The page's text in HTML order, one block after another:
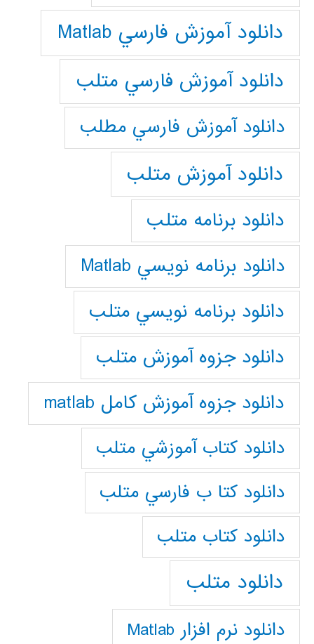
دانلود آموزش فارسي Matlab
دانلود آموزش فارسي متلب
دانلود آموزش فارسي مطلب
دانلود آموزش متلب
دانلود برنامه متلب
دانلود برنامه نويسي Matlab
دانلود برنامه نويسي متلب
دانلود جزوه آموزش متلب
دانلود جزوه آموزش کامل matlab
دانلود كتاب آموزشي متلب
دانلود كتا ب فارسي متلب
دانلود كتاب متلب
دانلود متلب
دانلود نرم افزار Matlab